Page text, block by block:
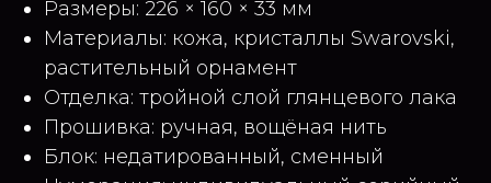
Размеры: 226 × 160 × 33 мм
Материалы: кожа, кристаллы Swarovski,
растительный орнамент
Отделка: тройной слой глянцевого лака
Прошивка: ручная, вощёная нить
Блок: недатированный, сменный